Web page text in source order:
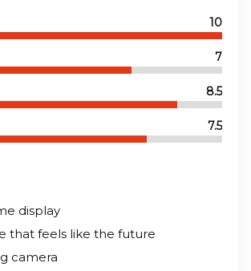
10
7
8.5
7.5
display
that feels like the future
camera